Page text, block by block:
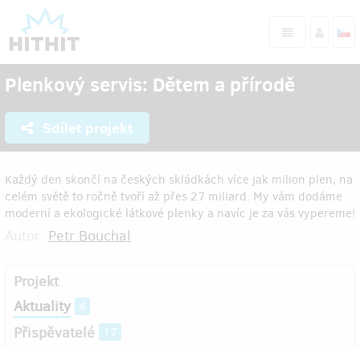
Plenkový servis: Dětem a přírodě
Sdílet projekt
Každý den skončí na českých skládkách více jak milion plen, na
celém světě to ročně tvoří až přes 27 miliard. My vám dodáme
moderní a ekologické látkové plenky a navíc je za vás vypereme!
Petr Bouchal
Projekt
Aktuality 4
Přispěvatelé 17